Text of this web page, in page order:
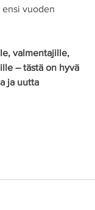
ensi vuoden
valmentajille,
– tästä on hyvä
ja uutta